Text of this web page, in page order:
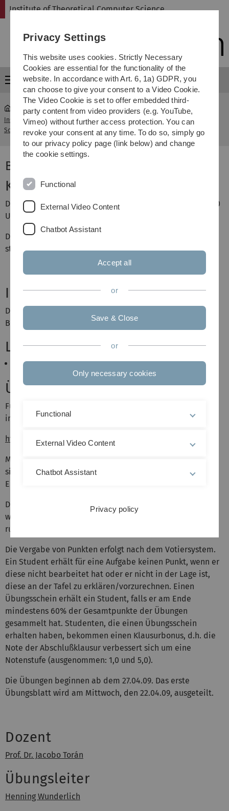
Skip
Skip
Skip
Skip
Institute of Theoretical Computer Science
Menu
Institute of Theoretical Computer
Science
...
Berechenbarkeit und
Komplexität
Berechenbarkeit und Komplexität
Klausur und Nachklausur
Die Nachklausur findet am 02.10.09 im H20 von 10:00-12:00
Uhr statt.
Die Klausur findet am 22.07.09 im H20 von 14:00-15:30 Uhr
statt.
Inhalt
Die Vorlesung gibt eine Einführung in die Gebiete der
Berechenbarkeits- und Komplexitätstheorie.
Literatur
Vorlesungsskript
Übungen
Für die Teilnahme an den Übungen melden Sie sich bitte
im rubikon2-System an unter
http://rubikon2.informatik.uni-ulm.de
Melden Sie sich für diese Veranstaltung an. Schreiben Sie
sich in ein freies Tutorium während der
Einschreibungsphase ein.
Die Übungen finden wöchentlich statt. Übungsblätter
werden in der Vorlesung ausgeteilt und werden auch im
rubikon2-System freigeschaltet.
Die Vergabe von Punkten erfolgt nach dem Votiersystem.
Ein Student erhält für eine Aufgabe keinen Punkt, wenn er
diese nicht bearbeitet hat oder er nicht in der Lage ist,
diese an der Tafel zu erklären/vorzurechnen. Einen
Übungsschein erhält ein Student, falls er am Ende
mindestens 60% der Gesamtpunkte der Übungen
gesammelt hat. Studenten, die einen Übungsschein
erhalten haben, bekommen einen Klausurbonus, d.h. die
Note der Abschlußklausur verbessert sich um eine
Notenstufe (ausgenommen: 1,0 und 5,0).
Die Übungen beginnen ab dem 27.04.09. Das erste
Übungsblatt wird am Mittwoch, den 22.04.09, ausgeteilt.
Dozent
Prof. Dr. Jacobo Torán
Übungsleiter
Henning Wunderlich
Privacy Settings
This website uses cookies. Strictly Necessary
Cookies are essential for the functionality of the
website. In accordance with Art. 6, 1a) GDPR, you
can choose to give your consent to a Video Cookie.
The Video Cookie is set to offer embedded third-
party content from video providers (e.g. YouTube,
Vimeo) without further access protection. You can
revoke your consent at any time. To do so, simply go
to our privacy policy page (link below) and change
the cookie settings.
Functional
External Video Content
Chatbot Assistant
Accept all
or
Save & Close
or
Only necessary cookies
Functional
External Video Content
Chatbot Assistant
Privacy policy